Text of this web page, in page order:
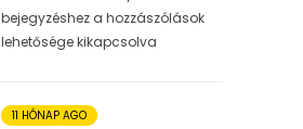
bejegyzéshez a hozzászólások
lehetősége kikapcsolva
11 HÓNAP AGO